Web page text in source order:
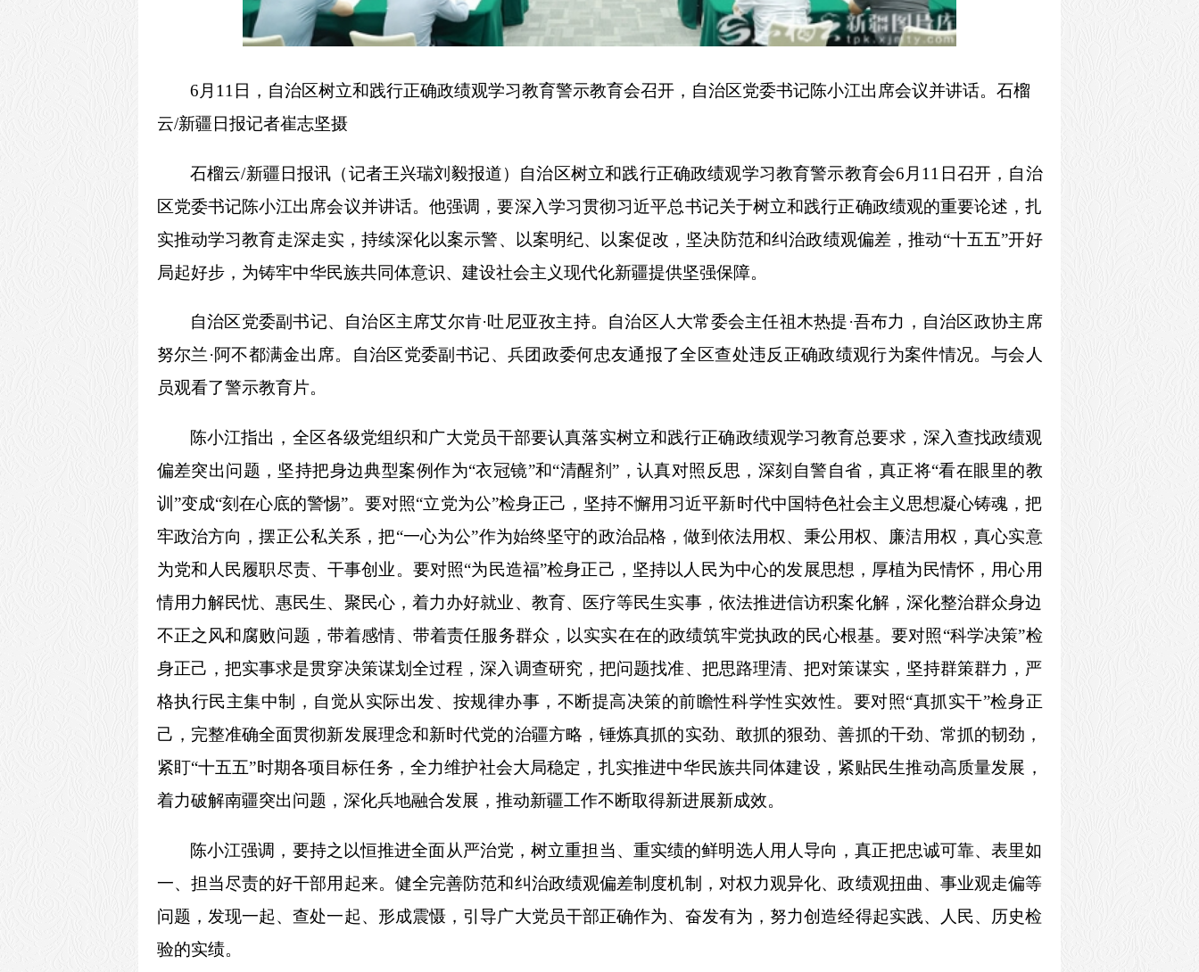
6月11日，自治区树立和践行正确政绩观学习教育警示教育会召开，自治区党委书记陈小江出席会议并讲话。石榴
云/新疆日报记者崔志坚摄
石榴云/新疆日报讯（记者王兴瑞刘毅报道）自治区树立和践行正确政绩观学习教育警示教育会6月11日召开，自治
区党委书记陈小江出席会议并讲话。他强调，要深入学习贯彻习近平总书记关于树立和践行正确政绩观的重要论述，扎
实推动学习教育走深走实，持续深化以案示警、以案明纪、以案促改，坚决防范和纠治政绩观偏差，推动“十五五”开好
局起好步，为铸牢中华民族共同体意识、建设社会主义现代化新疆提供坚强保障。
自治区党委副书记、自治区主席艾尔肯·吐尼亚孜主持。自治区人大常委会主任祖木热提·吾布力，自治区政协主席
努尔兰·阿不都满金出席。自治区党委副书记、兵团政委何忠友通报了全区查处违反正确政绩观行为案件情况。与会人
员观看了警示教育片。
陈小江指出，全区各级党组织和广大党员干部要认真落实树立和践行正确政绩观学习教育总要求，深入查找政绩观
偏差突出问题，坚持把身边典型案例作为“衣冠镜”和“清醒剂”，认真对照反思，深刻自警自省，真正将“看在眼里的教
训”变成“刻在心底的警惕”。要对照“立党为公”检身正己，坚持不懈用习近平新时代中国特色社会主义思想凝心铸魂，把
牢政治方向，摆正公私关系，把“一心为公”作为始终坚守的政治品格，做到依法用权、秉公用权、廉洁用权，真心实意
为党和人民履职尽责、干事创业。要对照“为民造福”检身正己，坚持以人民为中心的发展思想，厚植为民情怀，用心用
情用力解民忧、惠民生、聚民心，着力办好就业、教育、医疗等民生实事，依法推进信访积案化解，深化整治群众身边
不正之风和腐败问题，带着感情、带着责任服务群众，以实实在在的政绩筑牢党执政的民心根基。要对照“科学决策”检
身正己，把实事求是贯穿决策谋划全过程，深入调查研究，把问题找准、把思路理清、把对策谋实，坚持群策群力，严
格执行民主集中制，自觉从实际出发、按规律办事，不断提高决策的前瞻性科学性实效性。要对照“真抓实干”检身正
己，完整准确全面贯彻新发展理念和新时代党的治疆方略，锤炼真抓的实劲、敢抓的狠劲、善抓的干劲、常抓的韧劲，
紧盯“十五五”时期各项目标任务，全力维护社会大局稳定，扎实推进中华民族共同体建设，紧贴民生推动高质量发展，
着力破解南疆突出问题，深化兵地融合发展，推动新疆工作不断取得新进展新成效。
陈小江强调，要持之以恒推进全面从严治党，树立重担当、重实绩的鲜明选人用人导向，真正把忠诚可靠、表里如
一、担当尽责的好干部用起来。健全完善防范和纠治政绩观偏差制度机制，对权力观异化、政绩观扭曲、事业观走偏等
问题，发现一起、查处一起、形成震慑，引导广大党员干部正确作为、奋发有为，努力创造经得起实践、人民、历史检
验的实绩。